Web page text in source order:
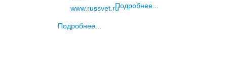
www.russvet.ru
Подробнее...
Подробнее...